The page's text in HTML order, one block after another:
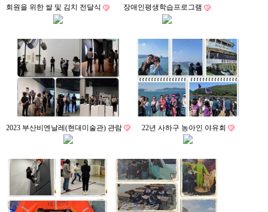
회원을 위한 쌀 및 김치 전달식 장애인평생학습프로그램
2023 부산비엔날레(현대미술관) 관람 22년 사하구 농아인 야유회